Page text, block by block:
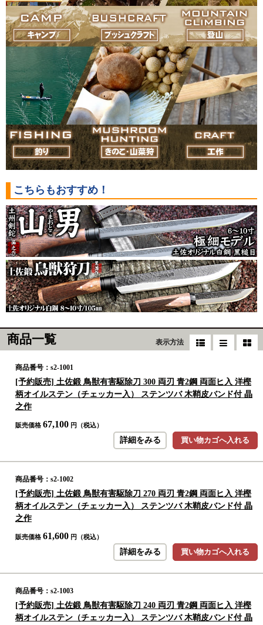
こちらもおすすめ！
商品一覧 表示方法
商品番号：s2-1001
[予約販売] 土佐鍛 鳥獣有害駆除刀 300 両刃 青2鋼 両面ヒ入 洋樫
柄オイルステン（チェッカー入） ステンツバ 木鞘皮バンド付 晶
之作
販売価格 67,100 円（税込）
買い物カゴへ入れる
詳細をみる
商品番号：s2-1002
[予約販売] 土佐鍛 鳥獣有害駆除刀 270 両刃 青2鋼 両面ヒ入 洋樫
柄オイルステン（チェッカー入） ステンツバ 木鞘皮バンド付 晶
之作
販売価格 61,600 円（税込）
買い物カゴへ入れる
詳細をみる
商品番号：s2-1003
[予約販売] 土佐鍛 鳥獣有害駆除刀 240 両刃 青2鋼 両面ヒ入 洋樫
柄オイルステン（チェッカー入） ステンツバ 木鞘皮バンド付 晶